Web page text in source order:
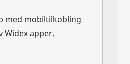
med mobiltilkobling
Widex apper.